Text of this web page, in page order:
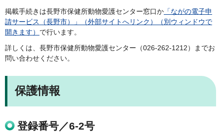
掲載手続きは長野市保健所動物愛護センター窓口か 「ながの電子申
請サービス（長野市）」（外部サイトへリンク）（別ウィンドウで
開きます） で行います。
詳しくは、長野市保健所動物愛護センター（026-262-1212）までお
問い合わせください。
保護情報
登録番号／6-2号